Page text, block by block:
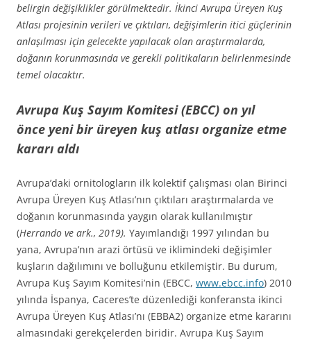
belirgin değişiklikler görülmektedir. İkinci Avrupa Üreyen Kuş
Atlası projesinin verileri ve çıktıları, değişimlerin itici güçlerinin
anlaşılması için gelecekte yapılacak olan araştırmalarda,
doğanın korunmasında ve gerekli politikaların belirlenmesinde
temel olacaktır.
Avrupa Kuş Sayım Komitesi (EBCC) on yıl
önce yeni bir üreyen kuş atlası organize etme
kararı aldı
Avrupa’daki ornitologların ilk kolektif çalışması olan Birinci
Avrupa Üreyen Kuş Atlası’nın çıktıları araştırmalarda ve
doğanın korunmasında yaygın olarak kullanılmıştır
(Herrando ve ark., 2019). Yayımlandığı 1997 yılından bu
yana, Avrupa’nın arazi örtüsü ve iklimindeki değişimler
kuşların dağılımını ve bolluğunu etkilemiştir. Bu durum,
Avrupa Kuş Sayım Komitesi’nin (EBCC, www.ebcc.info) 2010
yılında İspanya, Caceres’te düzenlediği konferansta ikinci
Avrupa Üreyen Kuş Atlası’nı (EBBA2) organize etme kararını
almasındaki gerekçelerden biridir. Avrupa Kuş Sayım